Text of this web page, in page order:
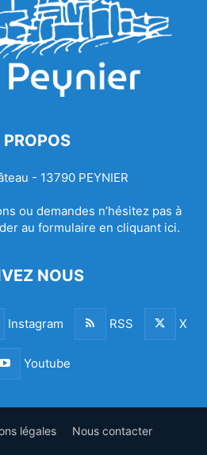
- 13790 PEYNIER
ou demandes n’hésitez pas à
au formulaire en cliquant ici.
NOUS
Instagram RSS X
Youtube
légales Nous contacter